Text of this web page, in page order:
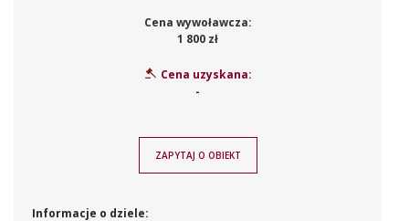
Cena wywoławcza:
1 800 zł
Cena uzyskana:
-
ZAPYTAJ O OBIEKT
Informacje o dziele: